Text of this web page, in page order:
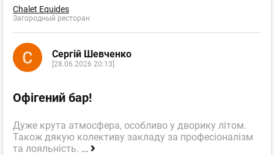
Chalet Equides
Загородный ресторан
Сергій Шевченко
[28.06.2026 20:13]
Офігений бар!
Дуже крута атмосфера, особливо у дворику літом.
Також дякую колективу закладу за професіоналізм
та лояльність. ...